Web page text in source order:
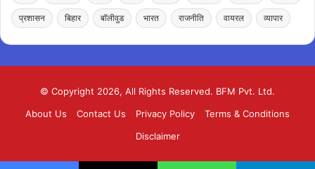
प्रशासन बिहार बॉलीवुड भारत राजनीति वायरल व्यापार
© Copyright 2026, All Rights Reserved. BFM Pvt. Ltd.
About Us
Contact Us Privacy Policy
Terms & Conditions
Disclaimer